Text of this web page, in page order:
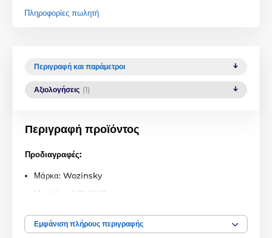
Πληροφορίες πωλητή
Περιγραφή και παράμετροι
Αξιολογήσεις (1)
Περιγραφή προϊόντος
Προδιαγραφές:
Μάρκα: Wozinsky
Μοντέλο: WBHBK3
Συμβατότητα: Smartphones μεγέθους 4,7-6,8 ιντσών
Εμφάνιση πλήρους περιγραφής